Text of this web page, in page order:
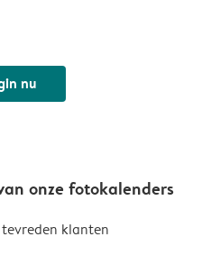
nu
onze fotokalenders
klanten